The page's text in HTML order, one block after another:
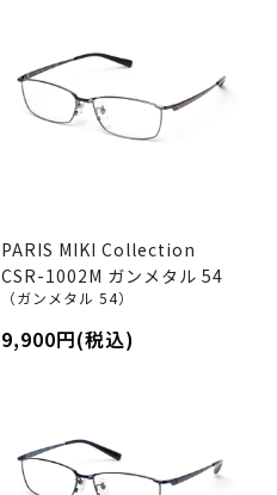
PARIS MIKI Collection
CSR-1002M ガンメタル 54
（ガンメタル 54）
9,900円(税込)